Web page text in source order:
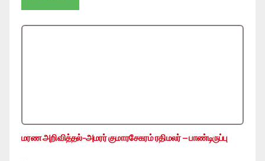
மரண அறிவித்தல்-அமரர் குமாரசேகரம் ரதிமலர் – பாண்டிருப்பு